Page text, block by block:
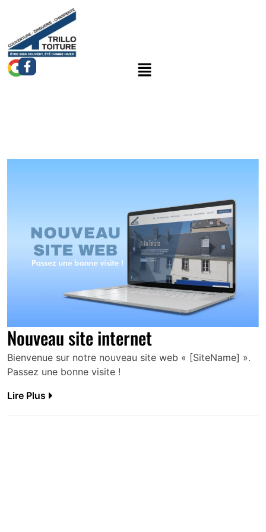
Nouveau site internet
Bienvenue sur notre nouveau site web « [SiteName] ».
Passez une bonne visite !
Lire Plus